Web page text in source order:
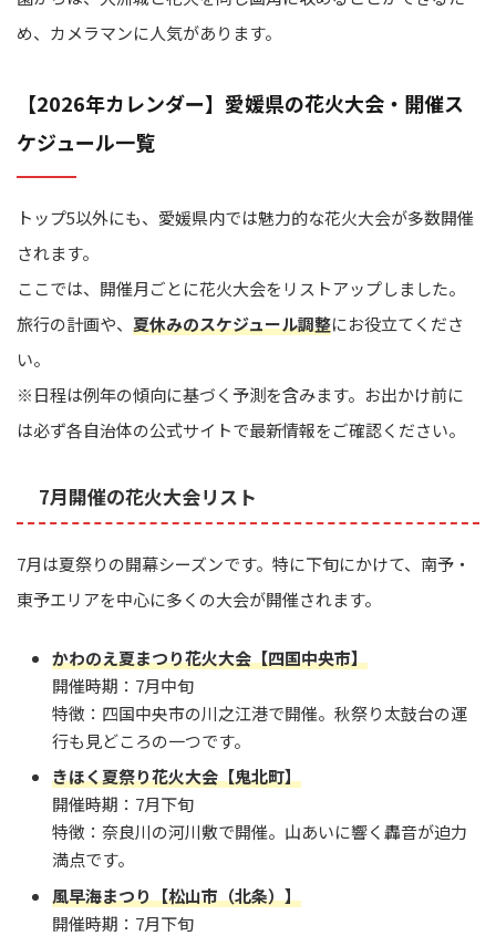
め、カメラマンに人気があります。
【2026年カレンダー】愛媛県の花火大会・開催ス
ケジュール一覧
トップ5以外にも、愛媛県内では魅力的な花火大会が多数開催
されます。
ここでは、開催月ごとに花火大会をリストアップしました。
旅行の計画や、 夏休みのスケジュール調整にお役立てくださ
い。
※日程は例年の傾向に基づく予測を含みます。お出かけ前に
は必ず各自治体の公式サイトで最新情報をご確認ください。
7月開催の花火大会リスト
7月は夏祭りの開幕シーズンです。特に下旬にかけて、南予・
東予エリアを中心に多くの大会が開催されます。
かわのえ夏まつり花火大会【四国中央市】
開催時期：7月中旬
特徴：四国中央市の川之江港で開催。秋祭り太鼓台の運
行も見どころの一つです。
きほく夏祭り花火大会【鬼北町】
開催時期：7月下旬
特徴：奈良川の河川敷で開催。山あいに響く轟音が迫力
満点です。
風早海まつり【松山市（北条）】
開催時期：7月下旬